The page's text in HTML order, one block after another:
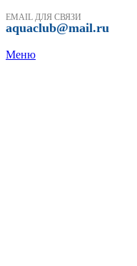
EMAIL ДЛЯ СВЯЗИ
aquaclub@mail.ru
Меню